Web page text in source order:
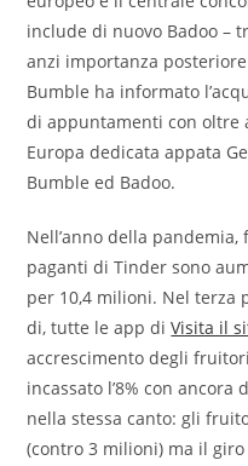
include di nuovo Badoo –
anzi importanza
Bumble ha informato
di appuntamenti con oltre
Europa dedicata appata
Bumble ed Badoo.
Nell’anno della
paganti di Tinder sono
per 10,4 milioni. Nel terza
di, tutte le app diVisita il
accrescimento degli
incassato l’8% con
nella stessa canto: gli
(contro 3 milioni) ma il